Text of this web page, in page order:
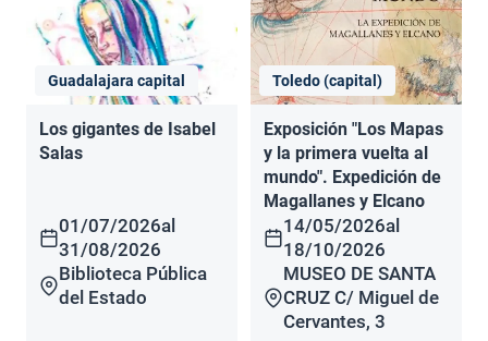
Guadalajara capital
Los gigantes de Isabel
Salas
01/07/2026al
31/08/2026
Biblioteca Pública
del Estado
Toledo (capital)
Exposición "Los Mapas
y la primera vuelta al
mundo". Expedición de
Magallanes y Elcano
14/05/2026al
18/10/2026
MUSEO DE SANTA
CRUZ C/ Miguel de
Cervantes, 3